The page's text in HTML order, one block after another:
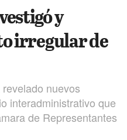
y
irregular de
nuevos
interadministrativo que
de Representantes